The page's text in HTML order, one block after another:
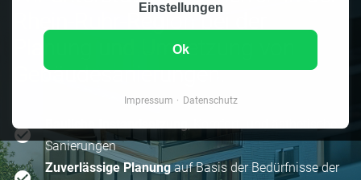
Einstellungen
Ok
Impressum Datenschutz
Rhein-Ruhr-Region bei der
Planung und Umsetzung von
Gebäude­sanierungen.
San­ierungen
Zuver­lässige Planungauf Basis der Bedürfnisse der